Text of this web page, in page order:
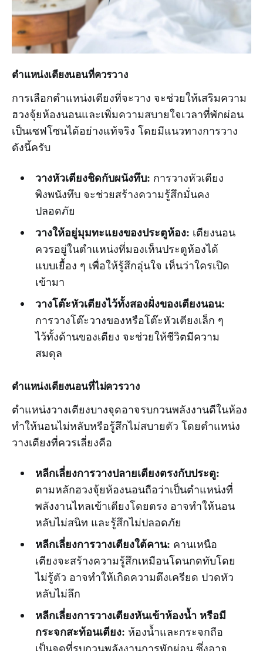
ตำแหน่งเตียงนอนที่ควรวาง
การเลือกตำแหน่งเตียงที่จะวาง จะช่วยให้เสริมความ
ฮวงจุ้ยห้องนอนและเพิ่มความสบายใจเวลาที่พักผ่อน
เป็นเซฟโซนได้อย่างแท้จริง โดยมีแนวทางการวาง
ดังนี้ครับ
วางหัวเตียงชิดกับผนังทึบ: การวางหัวเตียง
พิงพนังทึบ จะช่วยสร้างความรู้สึกมั่นคง
ปลอดภัย
วางให้อยู่มุมทะแยงของประตูห้อง: เตียงนอน
ควรอยู่ในตำแหน่งที่มองเห็นประตูห้องได้
แบบเยื้อง ๆ เพื่อให้รู้สึกอุ่นใจ เห็นว่าใครเปิด
เข้ามา
วางโต๊ะหัวเตียงไว้ทั้งสองฝั่งของเตียงนอน:
การวางโต๊ะวางของหรือโต๊ะหัวเตียงเล็ก ๆ
ไว้ทั้งด้านของเตียง จะช่วยให้ชีวิตมีความ
สมดุล
ตำแหน่งเตียงนอนที่ไม่ควรวาง
ตำแหน่งวางเตียงบางจุดอาจรบกวนพลังงานดีในห้อง
ทำให้นอนไม่หลับหรือรู้สึกไม่สบายตัว โดยตำแหน่ง
วางเตียงที่ควรเลี่ยงคือ
หลีกเลี่ยงการวางปลายเตียงตรงกับประตู:
ตามหลักฮวงจุ้ยห้องนอนถือว่าเป็นตำแหน่งที่
พลังงานไหลเข้าเตียงโดยตรง อาจทำให้นอน
หลับไม่สนิท และรู้สึกไม่ปลอดภัย
หลีกเลี่ยงการวางเตียงใต้คาน: คานเหนือ
เตียงจะสร้างความรู้สึกเหมือนโดนกดทับโดย
ไม่รู้ตัว อาจทำให้เกิดความตึงเครียด ปวดหัว
หลับไม่ลึก
หลีกเลี่ยงการวางเตียงหันเข้าห้องน้ำ หรือมี
กระจกสะท้อนเตียง: ห้องน้ำและกระจกถือ
เป็นจุดที่รบกวนพลังงานการพักผ่อน ซึ่งอาจ